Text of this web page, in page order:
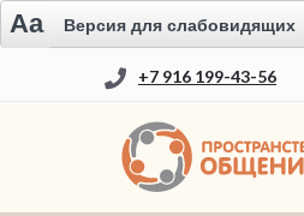
Aa Версия для слабовидящих
+7 916 199-43-56